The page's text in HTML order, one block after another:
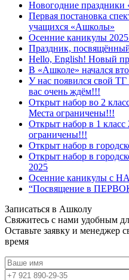
Новогодние праздники
Первая постановка
учащихся «Ашколы»
Осенние каникулы 2025
Праздник,
Hello, English! Новый
В «Ашколе» начался
У нас появился свой
вас очень ждём!!!
Открыт набор во 2
Места ограничены!!!
Открыт набор в 1
ограничены!!!
Открыт набор в
Открыт набор в
2025
Осенние каникулы с
“Посвящение в
Записаться в Ашколу
Свяжитесь с нами удобным
Оставьте заявку и менеджер
время